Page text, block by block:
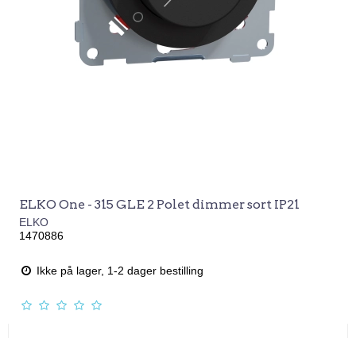
ELKO One - 315 GLE 2 Polet dimmer sort IP21
ELKO
1470886
Ikke på lager, 1-2 dager bestilling